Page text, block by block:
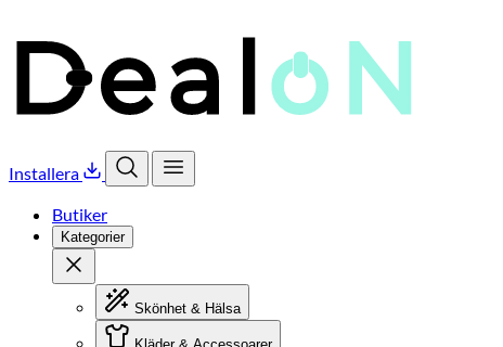
Installera
Öppna sökÖppna meny
Butiker
Kategorier
Stäng
Skönhet & Hälsa